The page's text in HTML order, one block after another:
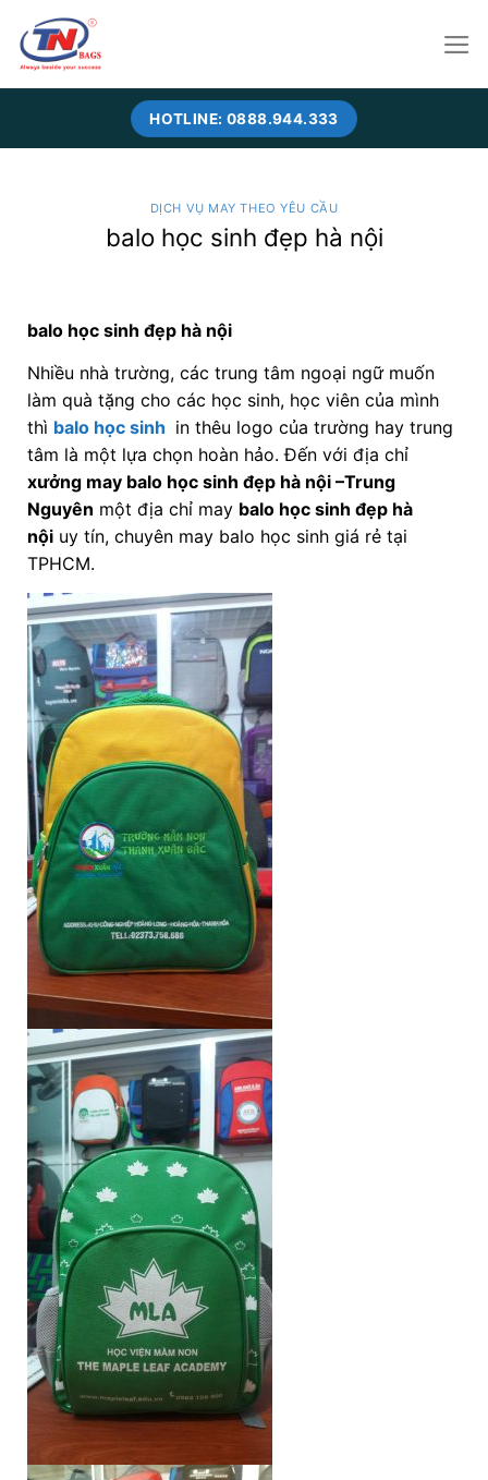
content
HOTLINE: 0888.944.333
DỊCH VỤ MAY THEO YÊU CẦU
balo học sinh đẹp hà nội
balo học sinh đẹp hà nội
Nhiều nhà trường, các trung tâm ngoại ngữ muốn
làm quà tặng cho các học sinh, học viên của mình
thì balo học sinh in thêu logo của trường hay trung
tâm là một lựa chọn hoàn hảo. Đến với địa chỉ
xưởng may balo học sinh đẹp hà nội–Trung
Nguyên một địa chỉ may balo học sinh đẹp hà
nộiuy tín, chuyên may balo học sinh giá rẻ tại
TPHCM.